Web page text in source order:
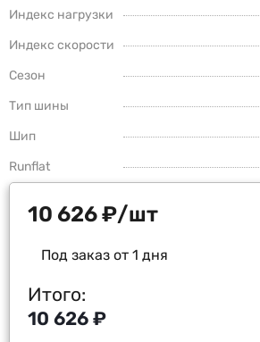
Индекс нагрузки
Индекс скорости
Сезон
Тип шины
Шип
Runflat
10 626₽/шт
Под заказ от 1 дня
Итого:
10 626 ₽